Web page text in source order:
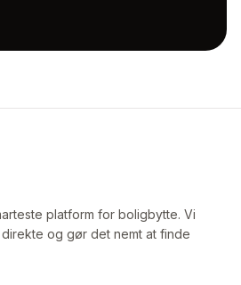
platform for boligbytte. Vi
og gør det nemt at finde